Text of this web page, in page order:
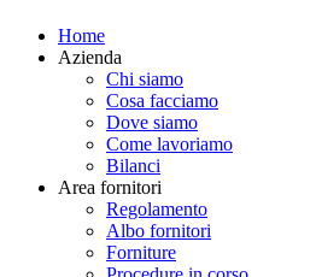
Home
Azienda
Chi siamo
Cosa facciamo
Dove siamo
Come lavoriamo
Bilanci
Area fornitori
Regolamento
Albo fornitori
Forniture